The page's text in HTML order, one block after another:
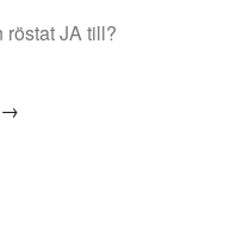
röstat JA till?
→